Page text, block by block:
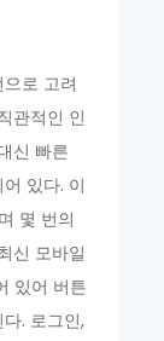
로 고려
관적인 인
신 빠른
있다. 이
몇 번의
신 모바일
있어 버튼
. 로그인,